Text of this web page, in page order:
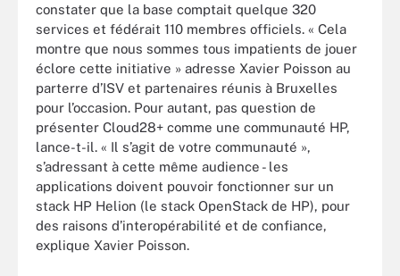
constater que la base comptait quelque 320
services et fédérait 110 membres officiels. « Cela
montre que nous sommes tous impatients de jouer
éclore cette initiative » adresse Xavier Poisson au
parterre d’ISV et partenaires réunis à Bruxelles
pour l’occasion. Pour autant, pas question de
présenter Cloud28+ comme une communauté HP,
lance-t-il. « Il s’agit de votre communauté »,
s’adressant à cette même audience - les
applications doivent pouvoir fonctionner sur un
stack HP Helion (le stack OpenStack de HP), pour
des raisons d’interopérabilité et de confiance,
explique Xavier Poisson.